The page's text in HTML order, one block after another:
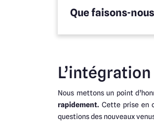
Que faisons-
L’intégration
Nous mettons un point
rapidement. Cette prise en
questions des nouveaux